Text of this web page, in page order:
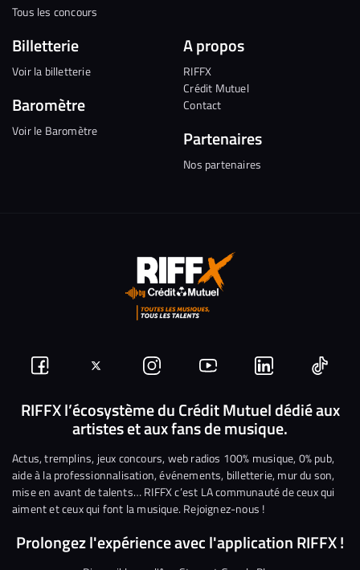
Tous les concours
Billetterie
Voir la billetterie
Baromètre
Voir le Baromètre
A propos
RIFFX
Crédit Mutuel
Contact
Partenaires
Nos partenaires
Suivez-
nous
Facebook
Suivez-
nous
sur
Twitter
Nous
rejoindre
sur
Instagram
Nous
rejoindre
sur
YouTube
Nous
rejoindre
sur
Linkedin
Nous
RIFFX l’écosystème du Crédit Mutuel dédié aux
artistes et aux fans de musique.
Actus, tremplins, jeux concours, web radios 100% musique, 0% pub,
aide à la professionnalisation, événements, billetterie, mur du son,
mise en avant de talents… RIFFX c’est LA communauté de ceux qui
aiment et ceux qui font la musique. Rejoignez-nous !
Prolongez l'expérience avec l'application RIFFX !